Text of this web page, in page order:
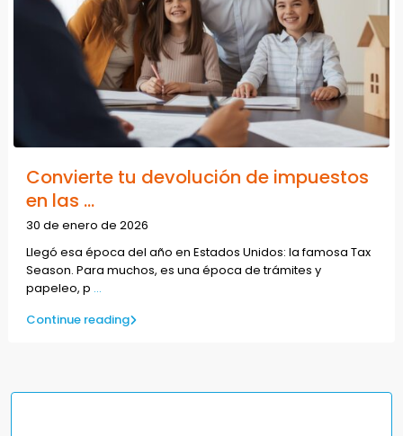
Convierte tu devolución de impuestos
en las ...
30 de enero de 2026
Llegó esa época del año en Estados Unidos: la famosa Tax
Season. Para muchos, es una época de trámites y
papeleo, p ...
Continue reading